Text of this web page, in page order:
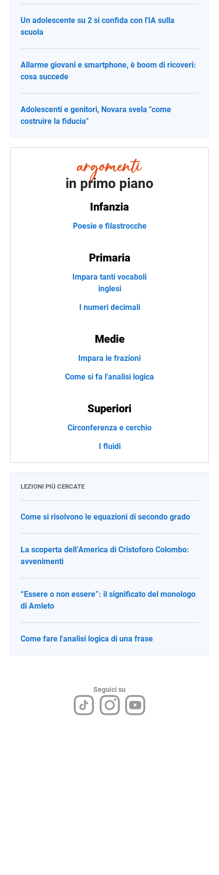
Un adolescente su 2 si confida con l'IA sulla
scuola
Allarme giovani e smartphone, è boom di ricoveri:
cosa succede
Adolescenti e genitori, Novara svela "come
costruire la fiducia"
in primo piano
Infanzia
Poesie e filastrocche
Primaria
Impara tanti vocaboli
inglesi
I numeri decimali
Medie
Impara le frazioni
Come si fa l'analisi logica
Superiori
Circonferenza e cerchio
I fluidi
LEZIONI PIÙ CERCATE
Come si risolvono le equazioni di secondo grado
La scoperta dell’America di Cristoforo Colombo:
avvenimenti
“Essere o non essere”: il significato del monologo
di Amleto
Come fare l'analisi logica di una frase
Seguici su